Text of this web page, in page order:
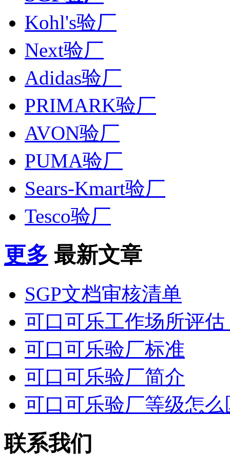
Kohl's验厂
Next验厂
Adidas验厂
PRIMARK验厂
AVON验厂
PUMA验厂
Sears-Kmart验厂
Tesco验厂
更多 最新文章
SGP文档审核清单
可口可乐工作场所评
可口可乐验厂标准
可口可乐验厂简介
可口可乐验厂等级怎么
联系我们